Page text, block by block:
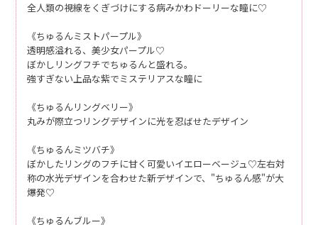
全人類の視線をくぎづけにする病みかわドーリーな瞳に♡
《ちゅるんミストパープル》
透明感溢れる、美少女パープル♡
ぼかしリングフチでちゅるんと盛れる。
強すぎない上品な紫でミステリアスな瞳に
《ちゅるんリングベリー》
丸みが際立つリングデザインに光を忍ばせたデザイン
《ちゅるんミツバチ》
ぼかしたリングのフチに甘く可愛いイエローベージュ♡左右対
称の水光デザインを合わせた新デザインで、"ちゅるん感"が大
爆発♡
《ちゅるんブルー》